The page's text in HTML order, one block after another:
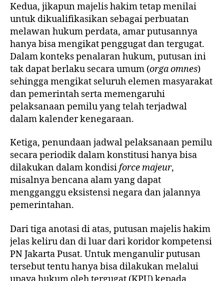
Kedua, jikapun majelis hakim tetap menilai
untuk dikualifikasikan sebagai perbuatan
melawan hukum perdata, amar putusannya
hanya bisa mengikat penggugat dan tergugat.
Dalam konteks penalaran hukum, putusan ini
tak dapat berlaku secara umum (orga omnes)
sehingga mengikat seluruh elemen masyarakat
dan pemerintah serta memengaruhi
pelaksanaan pemilu yang telah terjadwal
dalam kalender kenegaraan.
Ketiga, penundaan jadwal pelaksanaan pemilu
secara periodik dalam konstitusi hanya bisa
dilakukan dalam kondisiforce majeur,
misalnya bencana alam yang dapat
mengganggu eksistensi negara dan jalannya
pemerintahan.
Dari tiga anotasi di atas, putusan majelis hakim
jelas keliru dan di luar dari koridor kompetensi
PN Jakarta Pusat. Untuk menganulir putusan
tersebut tentu hanya bisa dilakukan melalui